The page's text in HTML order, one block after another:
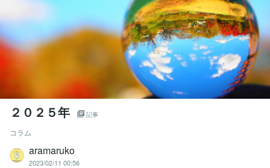
２０２５年 記事
コラム
aramaruko
2023/02/11 00:56